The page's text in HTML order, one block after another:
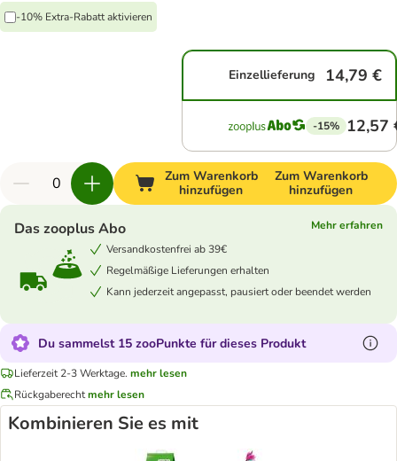
-10% Extra-Rabatt aktivieren
Einzellieferung 14,79 €
-15% 12,57
Zum Warenkorb
hinzufügen
Zum Warenkorb
hinzufügen
Das zooplus Abo
Mehr erfahren
Versandkostenfrei ab 39€
Regelmäßige Lieferungen erhalten
Kann jederzeit angepasst, pausiert oder beendet werden
Du sammelst 15 zooPunkte für dieses Produkt
Lieferzeit 2-3 Werktage. mehr lesen
Rückgaberechtmehr lesen
Kombinieren Sie es mit